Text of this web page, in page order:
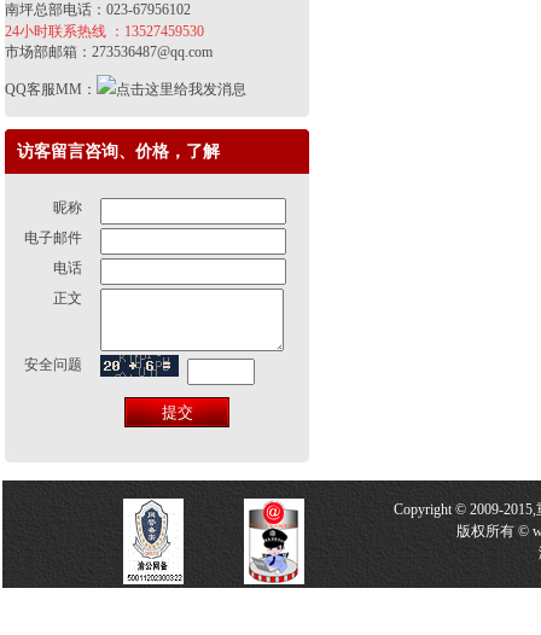
南坪总部电话：023-67956102
24小时联系热线 ：13527459530
市场部邮箱：273536487@qq.com
QQ客服MM：
访客留言咨询、价格，了解
昵称
电子邮件
电话
正文
安全问题
Copyright © 2009-
版权所有 ©